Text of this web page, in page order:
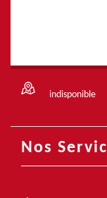
indisponible
Nos